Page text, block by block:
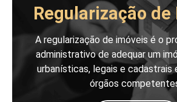
Regularização
A regularização de imóveis é o
administrativo de adequar um
urbanísticas, legais e cadastrais
órgãos